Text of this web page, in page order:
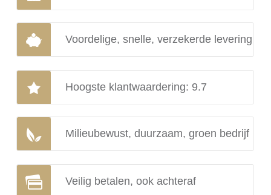
Voordelige, snelle, verzekerde levering
Hoogste klantwaardering: 9.7
Milieubewust, duurzaam, groen bedrijf
Veilig betalen, ook achteraf